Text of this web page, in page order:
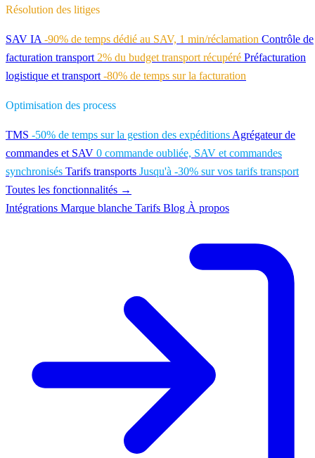
Résolution des litiges
SAV IA -90% de temps dédié au SAV, 1 min/réclamation Contrôle de
facturation transport 2% du budget transport récupéré Préfacturation
logistique et transport -80% de temps sur la facturation
Optimisation des process
TMS -50% de temps sur la gestion des expéditions Agrégateur de
commandes et SAV 0 commande oubliée, SAV et commandes
synchronisés Tarifs transports Jusqu'à -30% sur vos tarifs transport
Toutes les fonctionnalités →
Intégrations Marque blanche Tarifs Blog À propos